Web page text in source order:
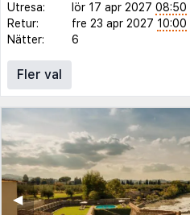
Utresa:
lör 17 apr 2027 08:50
Retur:
fre 23 apr 2027 10:00
Nätter:
6
Fler val
◀︎